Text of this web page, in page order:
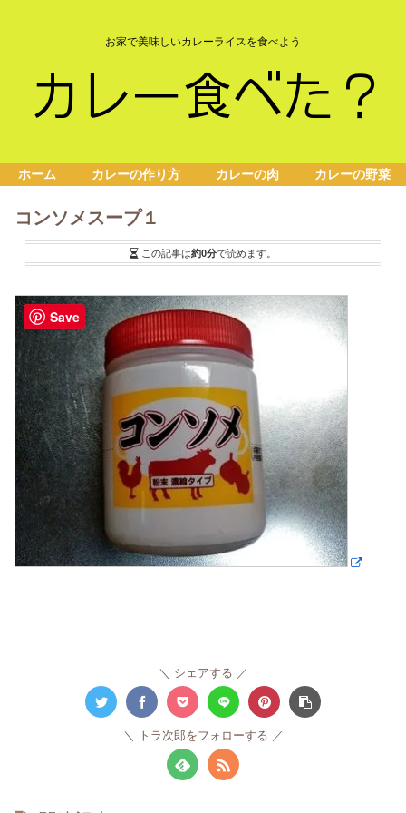
お家で美味しいカレーライスを食べよう
ホーム カレーの作り方 カレーの肉 カレーの野菜
コンソメスープ１
この記事は約0分で読めます。
シェアする
トラ次郎をフォローする
Save